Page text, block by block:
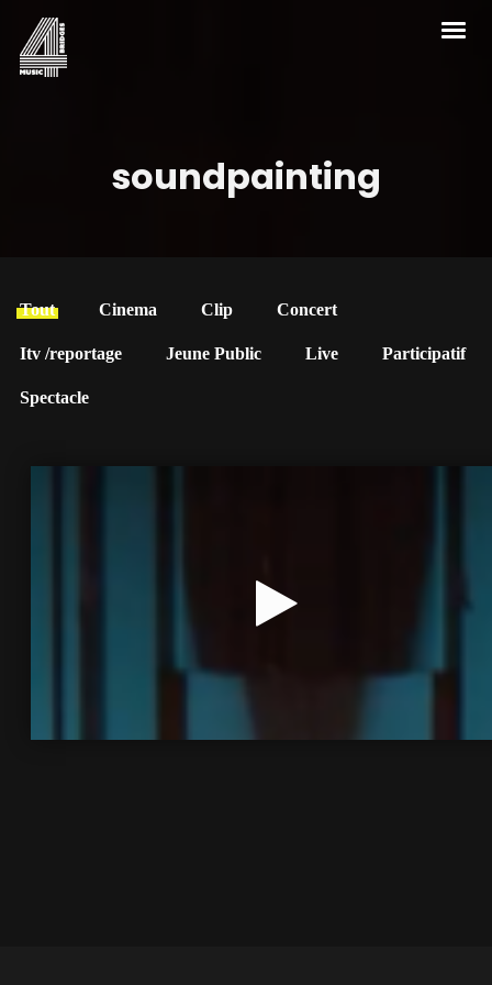
soundpainting
Tout Cinema Clip Concert
Itv /reportage Jeune Public Live Participatif
Spectacle